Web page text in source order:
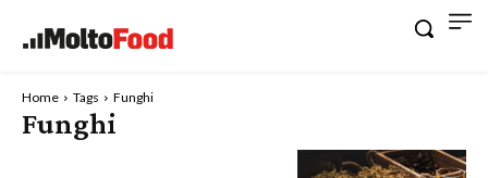
Home Tags Funghi
Funghi